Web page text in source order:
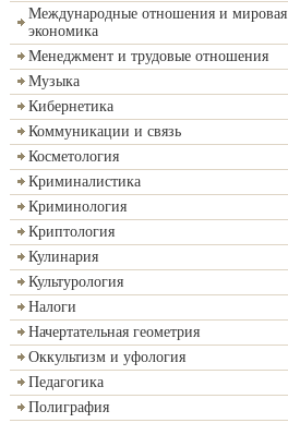
Международные отношения и мировая
экономика
Менеджмент и трудовые отношения
Музыка
Кибернетика
Коммуникации и связь
Косметология
Криминалистика
Криминология
Криптология
Кулинария
Культурология
Налоги
Начертательная геометрия
Оккультизм и уфология
Педагогика
Полиграфия